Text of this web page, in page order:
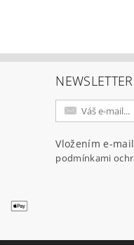
NEWSLETTER
Vložením e-
podmínkami